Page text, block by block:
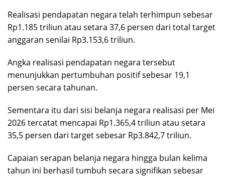
Realisasi pendapatan negara telah terhimpun sebesar
Rp1.185 triliun atau setara 37,6 persen dari total target
anggaran senilai Rp3.153,6 triliun.
Angka realisasi pendapatan negara tersebut
menunjukkan pertumbuhan positif sebesar 19,1
persen secara tahunan.
Sementara itu dari sisi belanja negara realisasi per Mei
2026 tercatat mencapai Rp1.365,4 triliun atau setara
35,5 persen dari target sebesar Rp3.842,7 triliun.
Capaian serapan belanja negara hingga bulan kelima
tahun ini berhasil tumbuh secara signifikan sebesar